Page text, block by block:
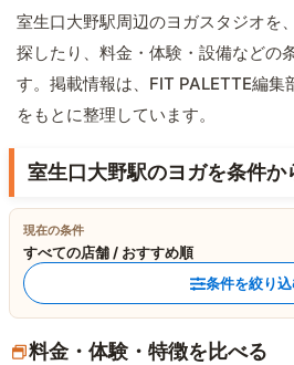
室生口大野駅周辺のヨガスタジオを
探したり、料金・体験・設備などの
す。掲載情報は、FIT PALETTE編集
をもとに整理しています。
室生口大野駅のヨガを条件か
現在の条件
すべての店舗 / おすすめ順
条件を絞り
料金・体験・特徴を比べる